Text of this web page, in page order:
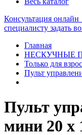
Консультация онлайн
специалисту задать
Главная
НЕСКУЧНЫЕ
Только для
Пульт
Пульт
мини 20 х